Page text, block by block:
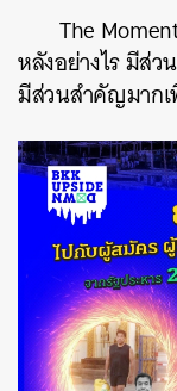
The
หลังอย่างไร มีส่ว
มีส่วนสำคัญมากเ